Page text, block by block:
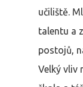
učiliště.
talentu a
postojů,
Velký vliv